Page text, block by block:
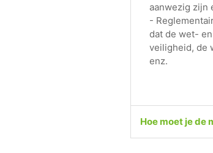
aanwezig zijn
-
dat de wet-
veiligheid, de
enz.
Hoe moet je de